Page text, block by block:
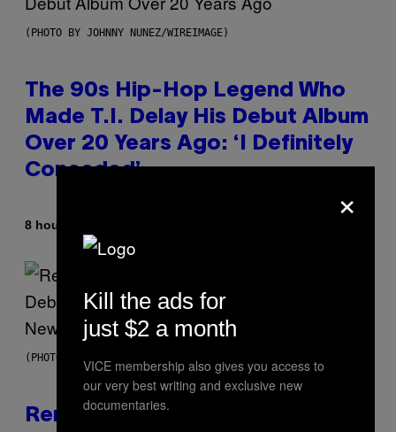
(PHOTO BY JOHNNY NUNEZ/WIREIMAGE)
The 90s Hip-Hop Legend Who
Made T.I. Delay His Debut Album
Over 20 Years Ago: ‘I Definitely
Conceded’
8 hours ago
(PHOTO BY TIM MOSENFELDER/GETTY IMAGES)
Remember the Time Jeezy
×
Kill the ads for
just $2 a month
VICE membership also gives you access to
our very best writing and exclusive new
documentaries.